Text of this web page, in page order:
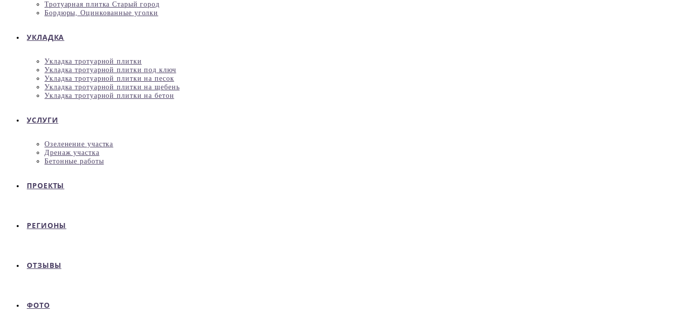
Тротуарная плитка Старый город
Бордюры, Оцинкованные уголки
УКЛАДКА
Укладка тротуарной плитки
Укладка тротуарной плитки под ключ
Укладка тротуарной плитки на песок
Укладка тротуарной плитки на щебень
Укладка тротуарной плитки на бетон
УСЛУГИ
Озеленение участка
Дренаж участка
Бетонные работы
ПРОЕКТЫ
РЕГИОНЫ
ОТЗЫВЫ
ФОТО